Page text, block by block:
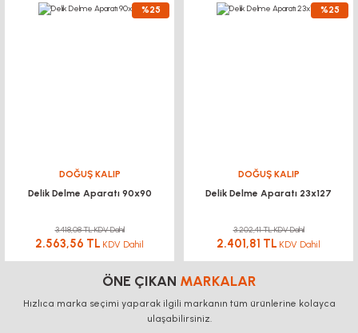
%25
DOĞUŞ KALIP
Delik Delme Aparatı 90x90
3.418,08 TL KDV Dahil
2.563,56 TL KDV Dahil
%25
DOĞUŞ KALIP
Delik Delme Aparatı 23x127
3.202,41 TL KDV Dahil
2.401,81 TL KDV Dahil
ÖNE ÇIKAN MARKALAR
Hızlıca marka seçimi yaparak ilgili markanın tüm ürünlerine kolayca
ulaşabilirsiniz.